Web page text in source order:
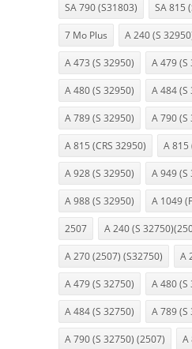
SA 790 (S31803) SA 815
7 Mo Plus A 240 (S
A 473 (S 32950) A 479 (S
A 480 (S 32950) A 484 (S
A 789 (S 32950) A 790 (S
A 815 (CRS 32950) A 815
A 928 (S 32950) A 949 (S
A 988 (S 32950) A 1049
2507 A 240 (S
A 270 (2507) (S32750) A
A 479 (S 32750) A 480 (S
A 484 (S 32750) A 789 (S
A 790 (S 32750) (2507) A